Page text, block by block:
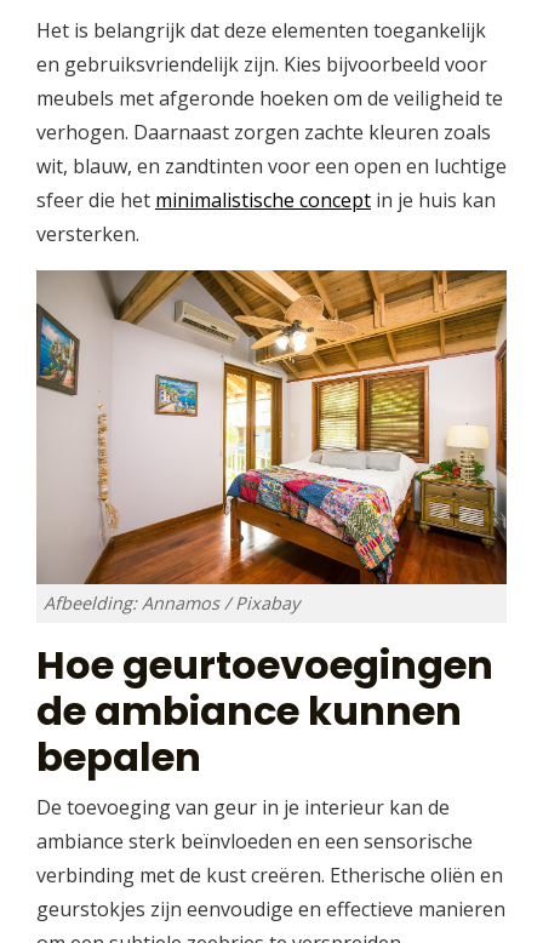
Het is belangrijk dat deze elementen toegankelijk
en gebruiksvriendelijk zijn. Kies bijvoorbeeld voor
meubels met afgeronde hoeken om de veiligheid te
verhogen. Daarnaast zorgen zachte kleuren zoals
wit, blauw, en zandtinten voor een open en luchtige
sfeer die het minimalistische concept in je huis kan
versterken.
Afbeelding: Annamos / Pixabay
Hoe geurtoevoegingen
de ambiance kunnen
bepalen
De toevoeging van geur in je interieur kan de
ambiance sterk beïnvloeden en een sensorische
verbinding met de kust creëren. Etherische oliën en
geurstokjes zijn eenvoudige en effectieve manieren